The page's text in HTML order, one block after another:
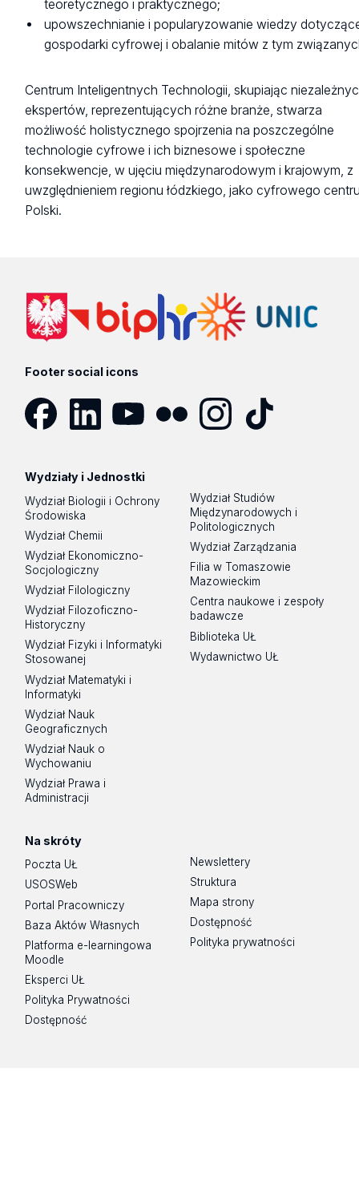
teoretycznego i praktycznego;
upowszechnianie i popularyzowanie wiedzy
gospodarki cyfrowej i obalanie mitów z tym
Centrum Inteligentnych Technologii, skupiając
ekspertów, reprezentujących różne branże, stwarza
możliwość holistycznego spojrzenia na poszczególne
technologie cyfrowe i ich biznesowe i społeczne
konsekwencje, w ujęciu międzynarodowym i krajowym, z
uwzględnieniem regionu łódzkiego, jako cyfrowego
Polski.
Footer social icons
Wydziały i Jednostki
Wydział Biologii i Ochrony
Środowiska
Wydział Chemii
Wydział Ekonomiczno-
Socjologiczny
Wydział Filologiczny
Wydział Filozoficzno-
Historyczny
Wydział Fizyki i Informatyki
Stosowanej
Wydział Matematyki i
Informatyki
Wydział Nauk
Geograficznych
Wydział Nauk o
Wychowaniu
Wydział Prawa i
Administracji
Wydział Studiów
Międzynarodowych i
Politologicznych
Wydział Zarządzania
Filia w Tomaszowie
Mazowieckim
Centra naukowe i zespoły
badawcze
Biblioteka UŁ
Wydawnictwo UŁ
Na skróty
Poczta UŁ
USOSWeb
Portal Pracowniczy
Baza Aktów Własnych
Platforma e-learningowa
Moodle
Eksperci UŁ
Polityka Prywatności
Dostępność
Newslettery
Struktura
Mapa strony
Dostępność
Polityka prywatności